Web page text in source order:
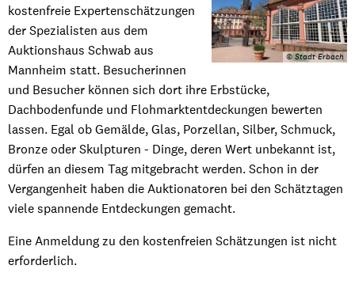
© Stadt Erbach
kostenfreie Expertenschätzungen
der Spezialisten aus dem
Auktionshaus Schwab aus
Mannheim statt. Besucherinnen
und Besucher können sich dort ihre Erbstücke,
Dachbodenfunde und Flohmarktentdeckungen bewerten
lassen. Egal ob Gemälde, Glas, Por­zellan, Silber, Schmuck,
Bronze oder Skulpturen - Dinge, deren Wert unbekannt ist,
dürfen an diesem Tag mitgebracht werden. Schon in der
Vergangenheit haben die Auktionatoren bei den Schätztagen
viele spannende Entdeckungen gemacht.
Eine Anmeldung zu den kostenfreien Schätzungen ist nicht
erforderlich.